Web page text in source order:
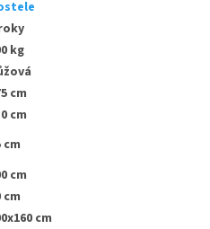
kg
cm
cm
cm
cm
cm
cm